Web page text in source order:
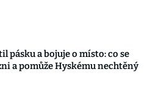
pásku a bojuje o místo: co se
a pomůže Hyskému nechtěný